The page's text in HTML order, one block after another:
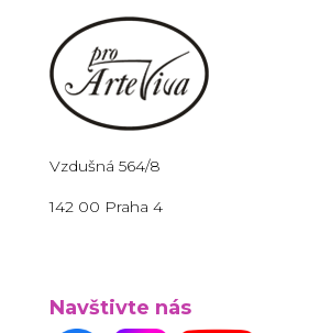
Vzdušná 564/8
142 00 Praha 4
Navštivte nás